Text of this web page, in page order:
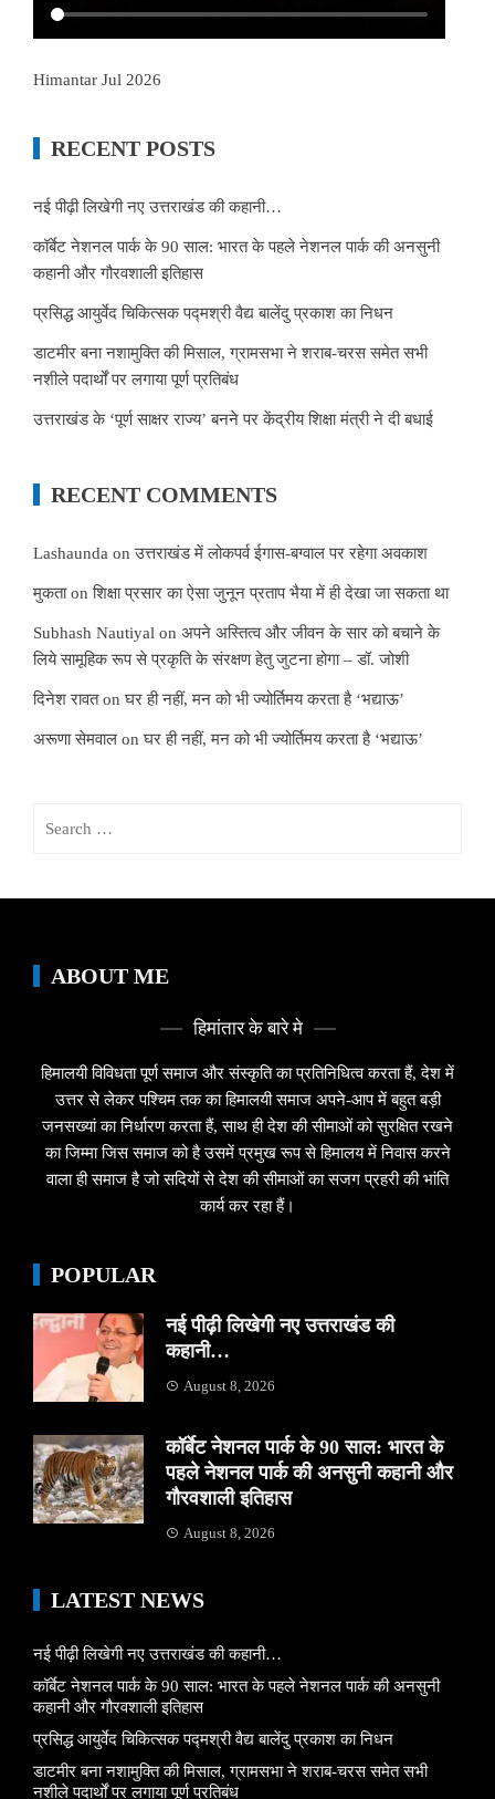
Himantar Jul 2026
RECENT POSTS
नई पीढ़ी लिखेगी नए उत्तराखंड की कहानी…
कॉर्बेट नेशनल पार्क के 90 साल: भारत के पहले नेशनल पार्क की अनसुनी
कहानी और गौरवशाली इतिहास
प्रसिद्ध आयुर्वेद चिकित्सक पद्मश्री वैद्य बालेंदु प्रकाश का निधन
डाटमीर बना नशामुक्ति की मिसाल, ग्रामसभा ने शराब-चरस समेत सभी
नशीले पदार्थों पर लगाया पूर्ण प्रतिबंध
उत्तराखंड के ‘पूर्ण साक्षर राज्य’ बनने पर केंद्रीय शिक्षा मंत्री ने दी बधाई
RECENT COMMENTS
Lashaunda onउत्तराखंड में लोकपर्व ईगास-बग्वाल पर रहेगा अवकाश
मुकताonशिक्षा प्रसार का ऐसा जुनून प्रताप भैया में ही देखा जा सकता था
Subhash Nautiyal on अपने अस्तित्व और जीवन के सार को बचाने के
लिये सामूहिक रूप से प्रकृति के संरक्षण हेतु जुटना होगा – डॉ. जोशी
दिनेश रावतonघर ही नहीं, मन को भी ज्योर्तिमय करता है ‘भद्याऊ’
अरूणा सेमवाल onघर ही नहीं, मन को भी ज्योर्तिमय करता है ‘भद्याऊ’
ABOUT ME
हिमांतार के बारे मे
हिमालयी विविधता पूर्ण समाज और संस्कृति का प्रतिनिधित्व करता हैं, देश में
उत्तर से लेकर पश्चिम तक का हिमालयी समाज अपने-आप में बहुत बड़ी
जनसख्यां का निर्धारण करता हैं, साथ ही देश की सीमाओं को सुरक्षित रखने
का जिम्मा जिस समाज को है उसमें प्रमुख रूप से हिमालय में निवास करने
वाला ही समाज है जो सदियों से देश की सीमाओं का सजग प्रहरी की भांति
कार्य कर रहा हैं।
POPULAR
नई पीढ़ी लिखेगी नए उत्तराखंड की
कहानी…
August 8, 2026
कॉर्बेट नेशनल पार्क के 90 साल: भारत के
पहले नेशनल पार्क की अनसुनी कहानी और
गौरवशाली इतिहास
August 8, 2026
LATEST NEWS
नई पीढ़ी लिखेगी नए उत्तराखंड की कहानी…
कॉर्बेट नेशनल पार्क के 90 साल: भारत के पहले नेशनल पार्क की अनसुनी
कहानी और गौरवशाली इतिहास
प्रसिद्ध आयुर्वेद चिकित्सक पद्मश्री वैद्य बालेंदु प्रकाश का निधन
डाटमीर बना नशामुक्ति की मिसाल, ग्रामसभा ने शराब-चरस समेत सभी
नशीले पदार्थों पर लगाया पूर्ण प्रतिबंध